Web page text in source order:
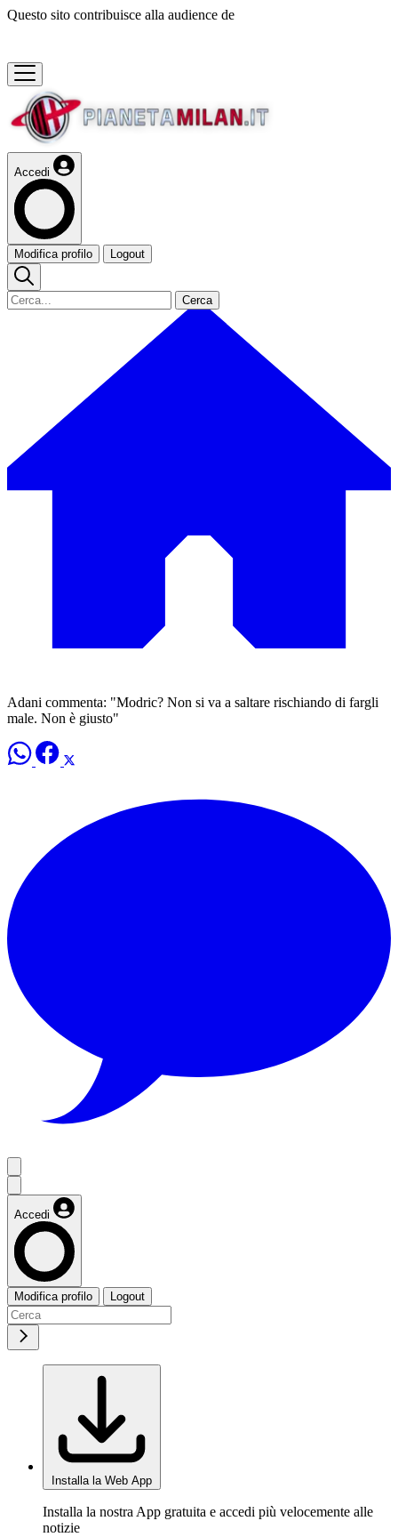
Questo sito contribuisce alla audience de
Accedi
Modifica profilo Logout
Cerca
Adani commenta: "Modric? Non si va a saltare rischiando di fargli
male. Non è giusto"
Accedi
Modifica profilo Logout
Installa la Web App
Installa la nostra App gratuita e accedi più velocemente alle
notizie